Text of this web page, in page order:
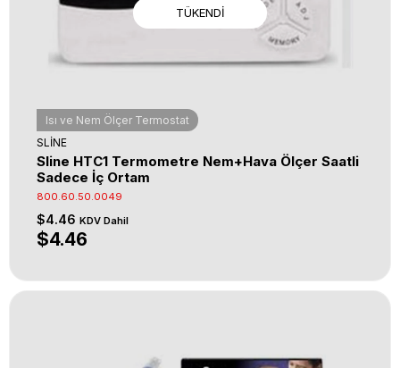
TÜKENDI
Isı ve Nem Ölçer Termostat
SLİNE
Sline HTC1 Termometre Nem+Hava Ölçer Saatli
Sadece İç Ortam
800.60.50.0049
$4.46 KDV Dahil
$4.46